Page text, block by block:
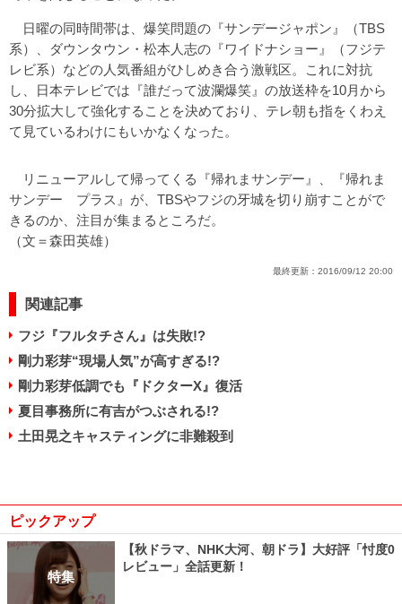
日曜の同時間帯は、爆笑問題の『サンデージャポン』（TBS
系）、ダウンタウン・松本人志の『ワイドナショー』（フジテ
レビ系）などの人気番組がひしめき合う激戦区。これに対抗
し、日本テレビでは『誰だって波瀾爆笑』の放送枠を10月から
30分拡大して強化することを決めており、テレ朝も指をくわえ
て見ているわけにもいかなくなった。
リニューアルして帰ってくる『帰れまサンデー』、『帰れま
サンデー プラス』が、TBSやフジの牙城を切り崩すことがで
きるのか、注目が集まるところだ。
（文＝森田英雄）
最終更新： 2016/09/12 20:00
関連記事
フジ『フルタチさん』は失敗!?
剛力彩芽“現場人気”が高すぎる!?
剛力彩芽低調でも『ドクターX』復活
夏目事務所に有吉がつぶされる!?
土田晃之キャスティングに非難殺到
ピックアップ
特集
【秋ドラマ、NHK大河、朝ドラ】大好評「忖度0
レビュー」全話更新！